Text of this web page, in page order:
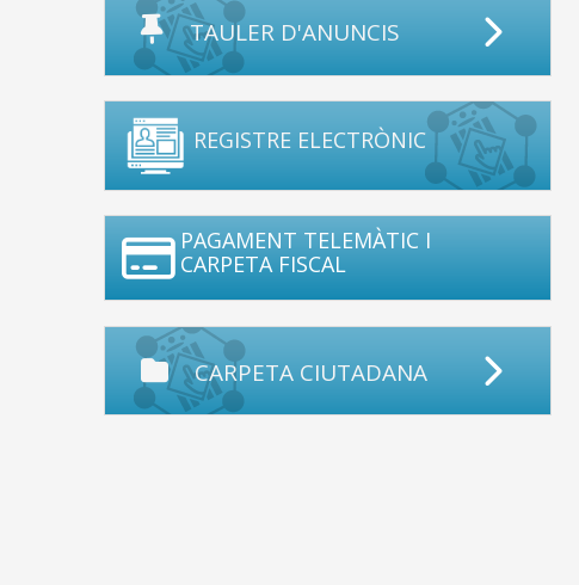
TAULER D'ANUNCIS
REGISTRE ELECTRÒNIC
PAGAMENT TELEMÀTIC I
CARPETA FISCAL
CARPETA CIUTADANA